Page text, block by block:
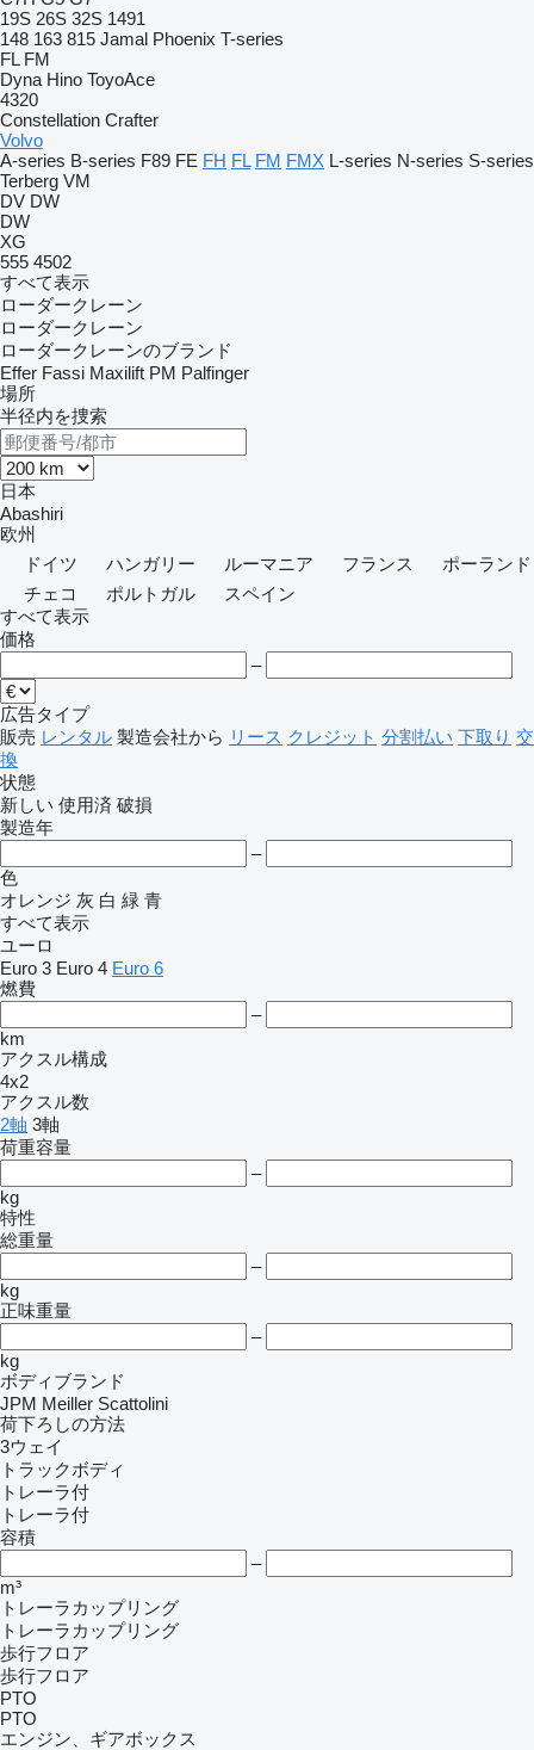
19S 26S 32S 1491
148 163 815 Jamal Phoenix T-series
FL FM
Dyna Hino ToyoAce
4320
Constellation Crafter
Volvo
A-series B-series F89 FE FH FL FM FMX L-series N-series S-series
Terberg VM
DV DW
DW
XG
555 4502
すべて表示
ローダークレーン
ローダークレーン
ローダークレーンのブランド
Effer Fassi Maxilift PM Palfinger
場所
半径内を捜索
日本
Abashiri
欧州
ドイツ
ハンガリー ルーマニア フランス
ポーランド
チェコ
ポルトガル
スペイン
すべて表示
価格
–
広告タイプ
販売 レンタル 製造会社から リース クレジット 分割払い 下取り 交
換
状態
新しい 使用済 破損
製造年
–
色
オレンジ 灰 白 緑 青
すべて表示
ユーロ
Euro 3 Euro 4 Euro 6
燃費
–
km
アクスル構成
4x2
アクスル数
2軸 3軸
荷重容量
–
kg
特性
総重量
–
kg
正味重量
–
kg
ボディブランド
JPM Meiller Scattolini
荷下ろしの方法
3ウェイ
トラックボディ
トレーラ付
トレーラ付
容積
–
m³
トレーラカップリング
トレーラカップリング
歩行フロア
歩行フロア
PTO
PTO
エンジン、ギアボックス